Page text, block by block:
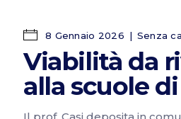
8 Gennaio 2026 Senza
Viabilità da
alla scuole